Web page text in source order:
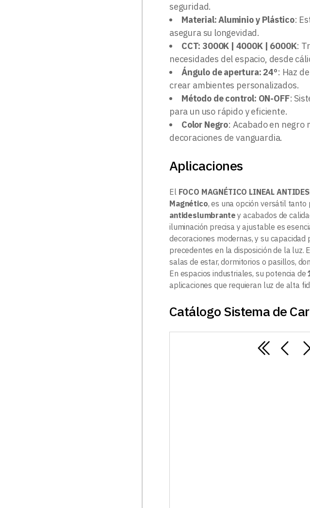
seguridad.
Material: Aluminio y Plástico:
asegura su longevidad.
CCT: 3000K | 4000K | 6000K:
necesidades del espacio, desde
Ángulo de apertura: 24º: Haz
crear ambientes personalizados.
Método de control: ON-OFF:
para un uso rápido y eficiente.
Color Negro: Acabado en negro
decoraciones de vanguardia.
Aplicaciones
El FOCO MAGNÉTICO LINEAL
Magnético, es una opción versátil tanto
antideslumbrante y acabados de
iluminación precisa y ajustable es
decoraciones modernas, y su
precedentes en la disposición de la luz.
salas de estar, dormitorios o pasillos,
En espacios industriales, su potencia de
aplicaciones que requieran luz de alta
Catálogo Sistema de